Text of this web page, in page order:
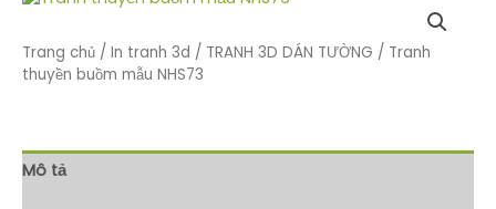
Trang chủ / In tranh 3d / TRANH 3D DÁN TƯỜNG / Tranh
thuyền buồm mẫu NHS73
Mô tả